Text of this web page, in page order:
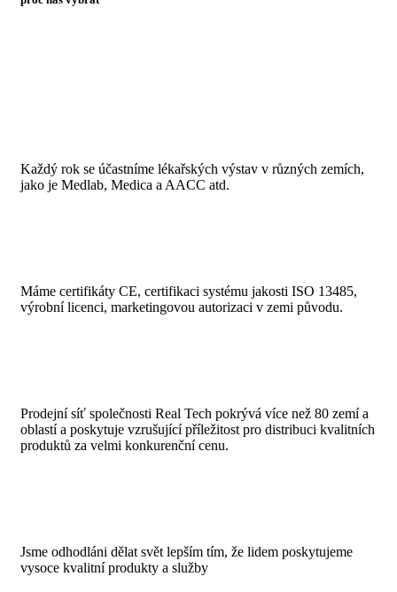
Každý rok se účastníme lékařských výstav v různých zemích,
jako je Medlab, Medica a AACC atd.
Máme certifikáty CE, certifikaci systému jakosti ISO 13485,
výrobní licenci, marketingovou autorizaci v zemi původu.
Prodejní síť společnosti Real Tech pokrývá více než 80 zemí a
oblastí a poskytuje vzrušující příležitost pro distribuci kvalitních
produktů za velmi konkurenční cenu.
Jsme odhodláni dělat svět lepším tím, že lidem poskytujeme
vysoce kvalitní produkty a služby